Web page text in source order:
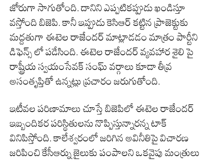
జోరుగా సాగుతోంది. దానిని ఎప్పటికప్పుడు ఖండిస్తూ
వస్తోంది బిజెపి. కానీ ఇప్పుడు కెసిఆర్ కట్టిన ప్రాజెక్టుకు
మద్దతుగా ఈటెల రాజేందర్ మాట్లాడడం మాత్రం పార్టీని
డిఫెన్స్ లో పడేసింది. ఈటెల రాజేందర్ వ్యవహార శైలి పై
రాష్ట్రీయ స్వయంసేవక్ సంఘ్ వర్గాలు కూడా తీవ్ర
అసంతృప్తితో ఉన్నట్లు ప్రచారం జరుగుతోంది.
ఇటీవల పరిణామాలు చూస్తే బిజెపిలో ఈటెల రాజేందర్
ఇబ్బందికర పరిస్థితులను నొప్పిస్తున్నారన్న టాక్
వినిపిస్తోంది. కాలేశ్వరంలో జరిగిన అవినీతిపై విచారణ
జరిపించి కేసీఆర్ను జైలుకు పంపాలని ఒకవైపు మంత్రులు